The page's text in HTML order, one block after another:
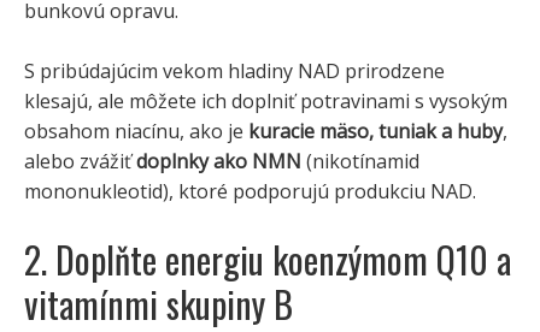
bunkovú opravu.
S pribúdajúcim vekom hladiny NAD prirodzene
klesajú, ale môžete ich doplniť potravinami s vysokým
obsahom niacínu, ako je kuracie mäso, tuniak a huby,
alebo zvážiťdoplnky ako NMN (nikotínamid
mononukleotid), ktoré podporujú produkciu NAD.
2. Doplňte energiu koenzýmom Q10 a
vitamínmi skupiny B